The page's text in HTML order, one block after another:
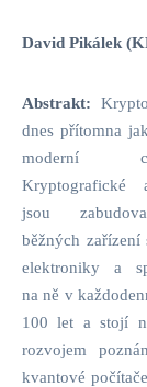
David Pikálek
Abstrakt:
dnes přítomna
moderní
Kryptografické
jsou
běžných zařízení
elektroniky a
na ně v
100 let a stojí
rozvojem
kvantové